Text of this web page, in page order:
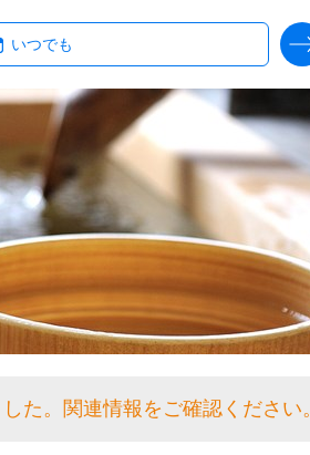
た。関連情報をご確認ください。